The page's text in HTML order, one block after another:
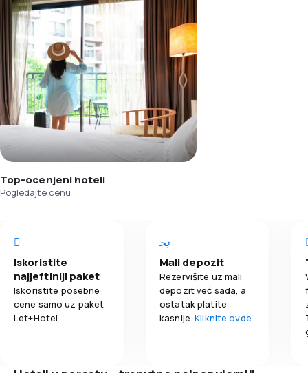
Top-ocenjeni hoteli
Pogledajte cenu
Iskoristite
najjeftiniji paket
Iskoristite posebne
cene samo uz paket
Let+Hotel
Mali depozit
Rezervišite uz mali
depozit već sada, a
ostatak platite
kasnije.Kliknite ovde